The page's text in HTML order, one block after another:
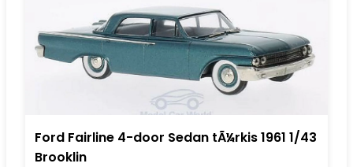
Ford Fairline 4-door Sedan tÃ¼rkis 1961 1/43
Brooklin